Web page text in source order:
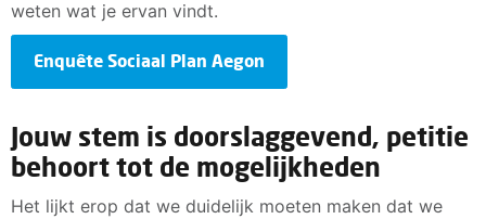
weten wat je ervan vindt.
Enquête Sociaal Plan Aegon
Jouw stem is doorslaggevend, petitie
behoort tot de mogelijkheden
Het lijkt erop dat we duidelijk moeten maken dat we